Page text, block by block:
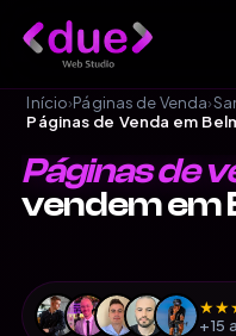
Início›Páginas de Venda›
Páginas de Venda em
Páginas de
vendem em
★★
+15